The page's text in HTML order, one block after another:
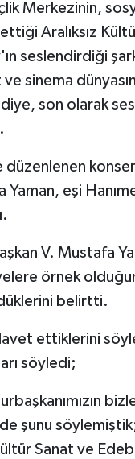
Merkezinin,
Aralıksız
seslendirdiği
sinema
son olarak
Yaman, eşi
V. Mustafa
örnek
belirtti.
ettiklerini
söyledi;
şunu
Sanat ve